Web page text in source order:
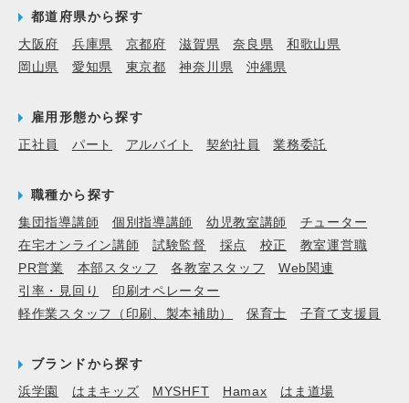
都道府県から探す
大阪府
兵庫県 京都府 滋賀県 奈良県
和歌山県
岡山県
愛知県 東京都 神奈川県 沖縄県
雇用形態から探す
正社員
パート アルバイト 契約社員 業務委託
職種から探す
集団指導講師
個別指導講師 幼児教室講師
チューター
在宅オンライン講師
試験監督 採点 校正
教室運営職
PR営業
本部スタッフ 各教室スタッフ
Web関連
引率・見回り
印刷オペレーター
軽作業スタッフ（印刷、製本補助）
保育士 子育て支援員
ブランドから探す
浜学園
はまキッズ MYSHFT Hamax はま道場